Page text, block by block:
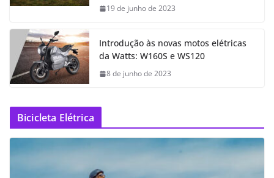
19 de junho de 2023
Introdução às novas motos elétricas
da Watts: W160S e WS120
8 de junho de 2023
Bicicleta Elétrica